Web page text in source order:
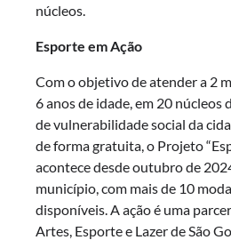
núcleos.
Esporte em Ação
Com o objetivo de atender a 2
6 anos de idade, em 20 núcleos
de vulnerabilidade social da
de forma gratuita, o Projeto
acontece desde outubro de
município, com mais de 10
disponíveis. A ação é uma
Artes, Esporte e Lazer de São